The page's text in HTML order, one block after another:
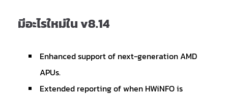
มีอะไรใหม่ใน v8.14
Enhanced support of next-generation AMD
APUs.
Extended reporting of when HWiNFO is